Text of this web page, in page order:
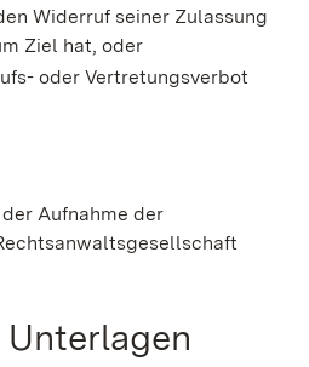
Widerruf seiner Zulassung
Ziel hat, oder
oder Vertretungsverbot
Aufnahme der